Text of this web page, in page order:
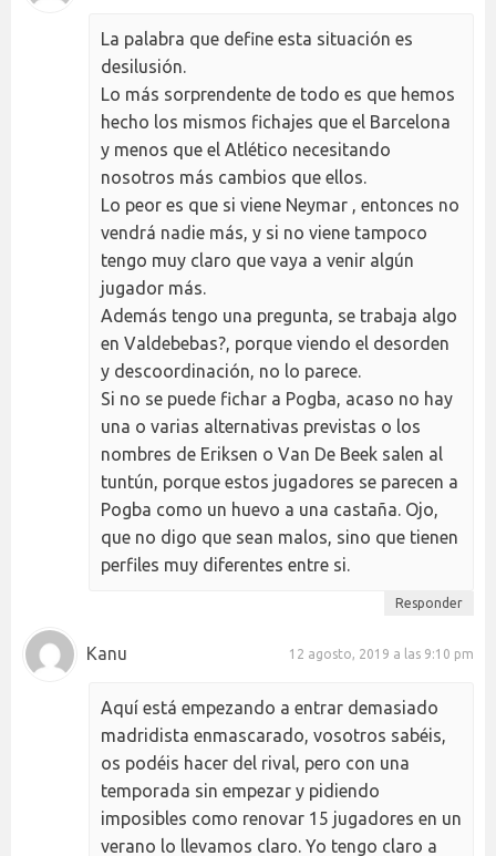
La palabra que define esta situación es
desilusión.
Lo más sorprendente de todo es que hemos
hecho los mismos fichajes que el Barcelona
y menos que el Atlético necesitando
nosotros más cambios que ellos.
Lo peor es que si viene Neymar , entonces no
vendrá nadie más, y si no viene tampoco
tengo muy claro que vaya a venir algún
jugador más.
Además tengo una pregunta, se trabaja algo
en Valdebebas?, porque viendo el desorden
y descoordinación, no lo parece.
Si no se puede fichar a Pogba, acaso no hay
una o varias alternativas previstas o los
nombres de Eriksen o Van De Beek salen al
tuntún, porque estos jugadores se parecen a
Pogba como un huevo a una castaña. Ojo,
que no digo que sean malos, sino que tienen
perfiles muy diferentes entre si.
Responder
Kanu 12 agosto, 2019 a las 9:10 pm
Aquí está empezando a entrar demasiado
madridista enmascarado, vosotros sabéis,
os podéis hacer del rival, pero con una
temporada sin empezar y pidiendo
imposibles como renovar 15 jugadores en un
verano lo llevamos claro. Yo tengo claro a